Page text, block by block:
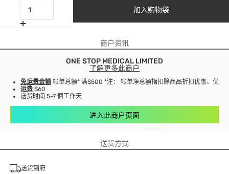
加入购物袋
商户资讯
ONE STOP MEDICAL LIMITED
了解更多此商户
免运费金额 帐单总额* 满$500 *注： 帐单净总额指扣除商品折扣优惠、优惠
运费 $60
送货时间 5-7 個工作天
进入此商户页面
送货方式
送货到府